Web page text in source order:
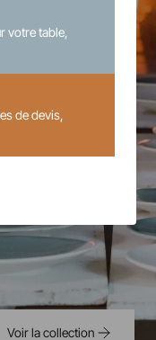
Voir la collection
votre table,
de devis,